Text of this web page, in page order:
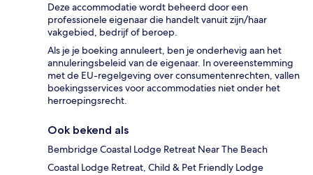
Deze accommodatie wordt beheerd door een
professionele eigenaar die handelt vanuit zijn/haar
vakgebied, bedrijf of beroep.
Als je je boeking annuleert, ben je onderhevig aan het
annuleringsbeleid van de eigenaar. In overeenstemming
met de EU-regelgeving over consumentenrechten, vallen
boekingsservices voor accommodaties niet onder het
herroepingsrecht.
Ook bekend als
Bembridge Coastal Lodge Retreat Near The Beach
Coastal Lodge Retreat, Child & Pet Friendly Lodge